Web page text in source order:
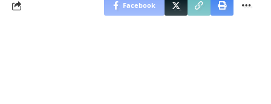
Facebook